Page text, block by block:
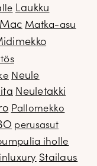
Laukku
Mac Matka-asu
Neule
Neuletakki
Pallomekko
perusasut
iholle
Stailaus